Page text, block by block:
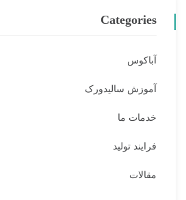
Categories
آباکوس
آموزش سالیدورک
خدمات ما
فرایند تولید
مقالات